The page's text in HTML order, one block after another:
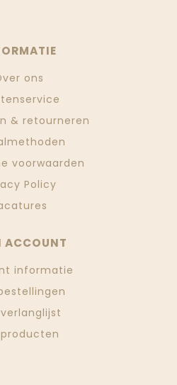
ons
& retourneren
voorwaarden
Policy
ACCOUNT
informatie